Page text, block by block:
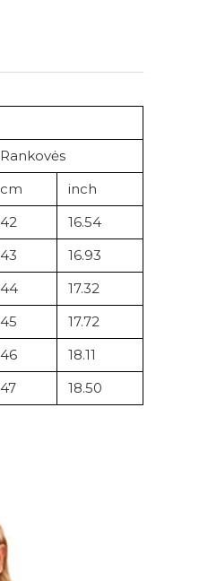
Rankovės
cm
inch
42
16.54
43
16.93
44
17.32
45
17.72
46
18.11
47 18.50